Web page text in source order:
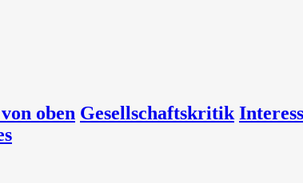
oben Gesellschaftskritik